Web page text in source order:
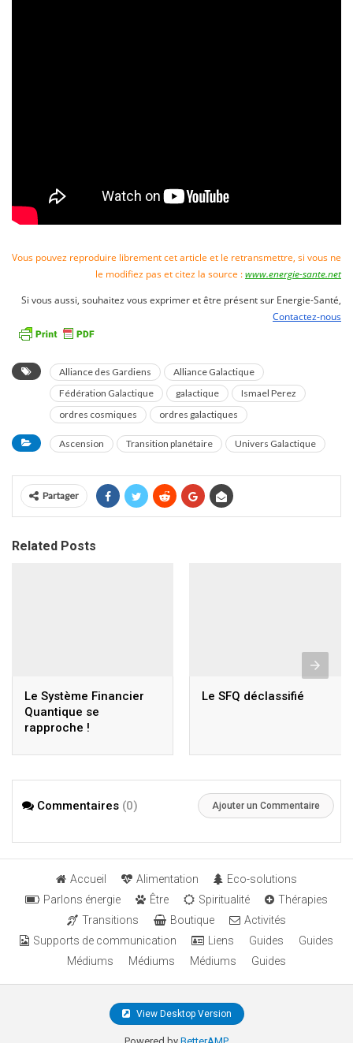
Vous pouvez reproduire librement cet article et le retransmettre, si vous ne
le modifiez pas et citez la source :www.energie-sante.net
Si vous aussi, souhaitez vous exprimer et être présent sur Energie-Santé,
Contactez-nous
Alliance des Gardiens
Alliance Galactique
Fédération Galactique
galactique
Ismael Perez
ordres cosmiques
ordres galactiques
Ascension Transition planétaire Univers Galactique
Partager
Related Posts
Le Système Financier
Quantique se
rapproche !
Le SFQ déclassifié
Commentaires (0) Ajouter un Commentaire
Accueil Alimentation
Eco-solutions
Parlons énergie
Être Spiritualité
Thérapies
Transitions
Boutique
Activités
Supports de communication
Liens Guides
Guides
Médiums
Médiums Médiums Guides
View Desktop Version